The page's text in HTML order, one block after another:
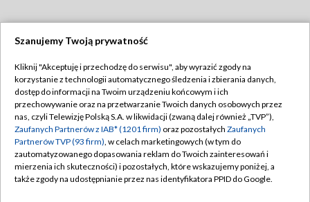
TVP
Abonament TVP
Emisja w TVP
Centrum informacji TVP
Naziemna Telewizja Cyfrowa
Regulamin TVP
Polityka prywatności
Moje zgody
Pomoc
Szanujemy Twoją prywatność
Kliknij "Akceptuję i przechodzę do serwisu", aby wyrazić zgody na
korzystanie z technologii automatycznego śledzenia i zbierania danych,
dostęp do informacji na Twoim urządzeniu końcowym i ich
przechowywanie oraz na przetwarzanie Twoich danych osobowych przez
nas, czyli Telewizję Polską S.A. w likwidacji (zwaną dalej również „TVP”),
Zaufanych Partnerów z IAB* (1201 firm) oraz pozostałych Zaufanych
Partnerów TVP (93 firm), w celach marketingowych (w tym do
zautomatyzowanego dopasowania reklam do Twoich zainteresowań i
mierzenia ich skuteczności) i pozostałych, które wskazujemy poniżej, a
także zgody na udostępnianie przez nas identyfikatora PPID do Google.